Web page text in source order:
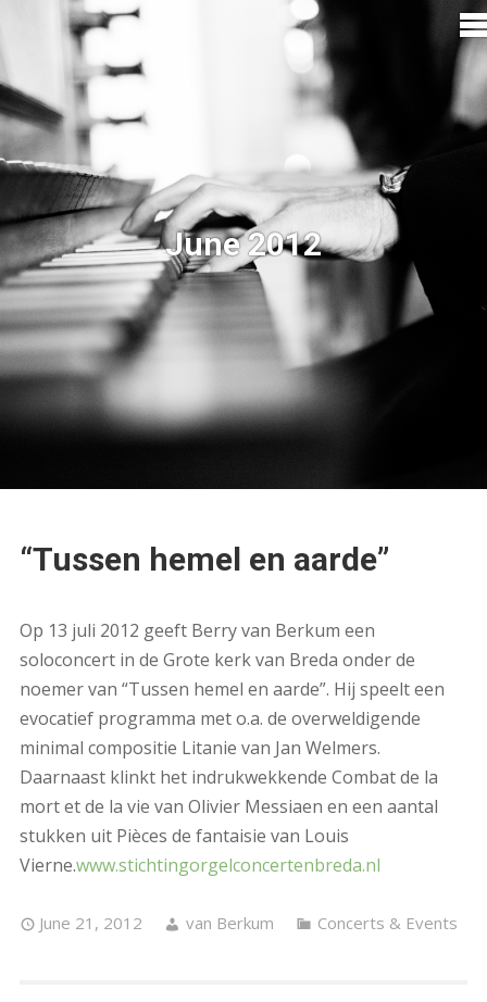
June 2012
“Tussen hemel en aarde”
Op 13 juli 2012 geeft Berry van Berkum een
soloconcert in de Grote kerk van Breda onder de
noemer van “Tussen hemel en aarde”. Hij speelt een
evocatief programma met o.a. de overweldigende
minimal compositie Litanie van Jan Welmers.
Daarnaast klinkt het indrukwekkende Combat de la
mort et de la vie van Olivier Messiaen en een aantal
stukken uit Pièces de fantaisie van Louis
Vierne.www.stichtingorgelconcertenbreda.nl
June 21, 2012 van Berkum Concerts & Events